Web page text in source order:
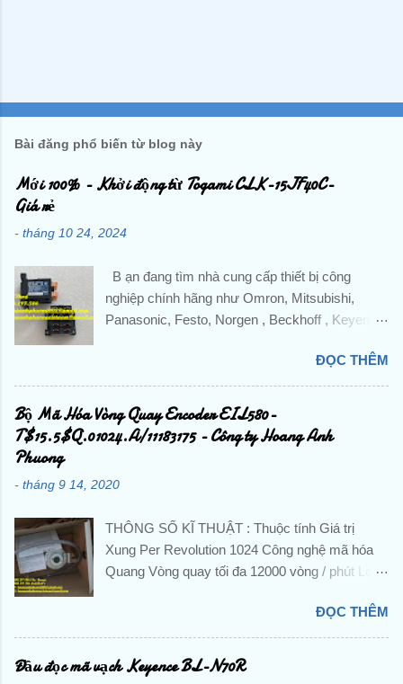
Bài đăng phổ biến từ blog này
Mới 100% - Khởi động từ Togami CLK-15JF40C-
Giá rẻ
- tháng 10 24, 2024
B ạn đang tìm nhà cung cấp thiết bị công
nghiệp chính hãng như Omron, Mitsubishi,
Panasonic, Festo, Norgen , Beckhoff , Keyence
máy? Liên hệ trực tiếp với Công ty TNHH
Hoàng Anh Phương để được hỗ trợ và báo giá
chi tiết . ☘️ Ms. Nguyễn Thuý ☘️ : Điện thoại :
0888.297.586 Hotline: 0906.367.585 Email 1 :
hoanganhphuong008@gmail.com Email 2:
hoanganhphuong.com CÔNG TY TNHH
Khu đô thị TTHC TP Dĩ An, KP. Nhị Đồng 2, P.
Dĩ An, TP. Dĩ An, Tỉnh Bình Dương, Việt Nam
Tu Dong Hoa, DienTu, Thiet Bi Dien, Gia Re,
Chinh Hang, Nhap Khau, Gia Tot, PLC, BienTan,
Cam Bien, Sensor, Bo Dieu Khien, Dong Co,
Servo, Bo Giam Toc, Dau Do, Khoi Mo Rong,
Role, Khoi Dong Tu, Bo Mach, Contactor, CB,
ĐỌC THÊM
Bộ Mã Hóa Vòng Quay Encoder EIL580-
T$15.5$Q.01024.A/11183175 - Công ty Hoang Anh
Phuong
- tháng 9 14, 2020
THÔNG SỐ KĨ THUẬT : Thuộc tính Giá trị
Xung Per Revolution 1024 Công nghệ mã hóa
Quang Vòng quay tối đa 12000 vòng / phút Loại
Cung cấp hiệu điện thế 8 → 30 V dc Đường
kính trục 10 mm Đánh giá IP IP65 Chiều rộng
tổng thể 58 Dia.mm Nhiệt độ hoạt động tối thiểu
-40 ° C Nhiệt độ hoạt động tối đa + 85 ° C Kiểu
ĐỌC THÊM
Đầu đọc mã vạch Keyence BL-N70R